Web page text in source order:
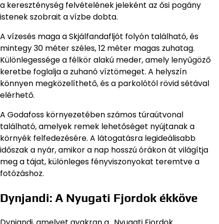
a kereszténység felvételének jeleként az ősi pogány
istenek szobrait a vízbe dobta.
A vízesés maga a Skjálfandafljót folyón található, és
mintegy 30 méter széles, 12 méter magas zuhatag.
Különlegessége a félkör alakú meder, amely lenyűgöző
keretbe foglalja a zuhanó víztömeget. A helyszín
könnyen megközelíthető, és a parkolótól rövid sétával
elérhető.
A Godafoss környezetében számos túraútvonal
található, amelyek remek lehetőséget nyújtanak a
környék felfedezésére. A látogatásra legideálisabb
időszak a nyár, amikor a nap hosszú órákon át világítja
meg a tájat, különleges fényviszonyokat teremtve a
fotózáshoz.
Dynjandi: A Nyugati Fjordok ékköve